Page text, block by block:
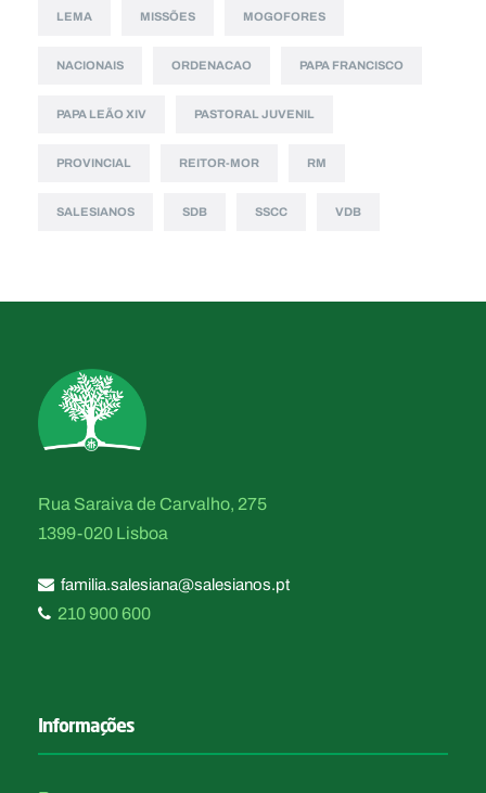
LEMA MISSÕES MOGOFORES
NACIONAIS ORDENACAO PAPA FRANCISCO
PAPA LEÃO XIV PASTORAL JUVENIL
PROVINCIAL REITOR-MOR RM
SALESIANOS SDB SSCC VDB
Rua Saraiva de Carvalho, 275
1399-020 Lisboa
familia.salesiana@salesianos.pt
210 900 600
Informações